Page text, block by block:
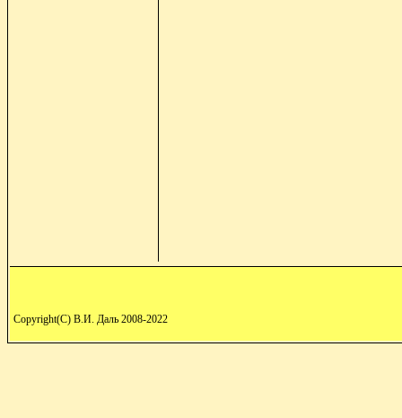
Copyright(C) В.И. Даль 2008-2022